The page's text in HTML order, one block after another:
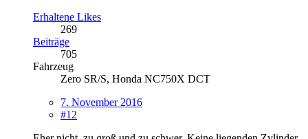
Erhaltene Likes
269
Beiträge
705
Fahrzeug
Zero SR/S, Honda NC750X DCT
7. November 2016
#12